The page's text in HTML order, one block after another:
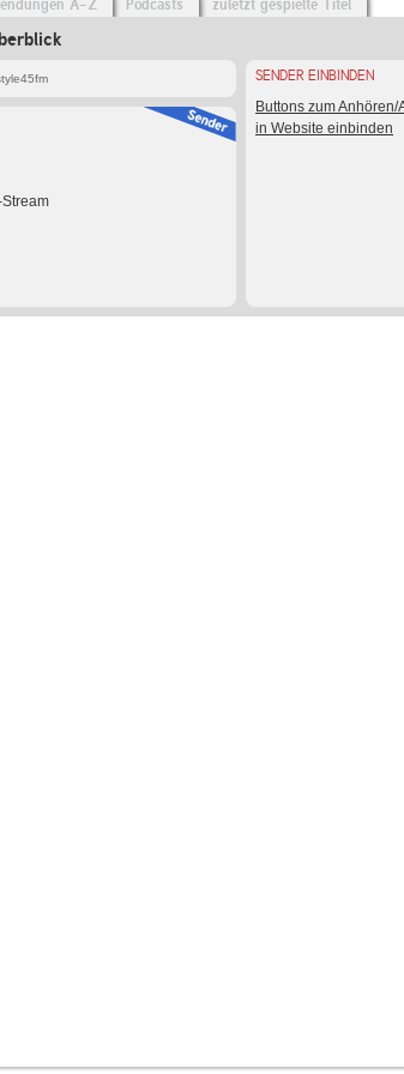
A-Z Podcasts zuletzt gespielte Titel
SENDER EINBINDEN
Buttons zum Anhören/
in Website einbinden